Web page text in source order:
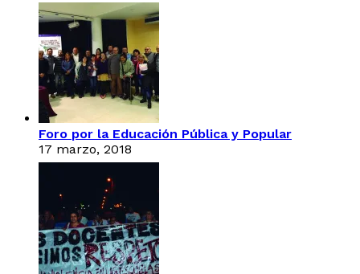
Foro por la Educación Pública y Popular
17 marzo, 2018